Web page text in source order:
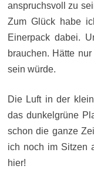
anspruchsvoll zu
Zum Glück habe
Einerpack dabei.
brauchen. Hätte
sein würde.
Die Luft in der
das dunkelgrüne
schon die ganze
ich noch im Sitzen
hier!